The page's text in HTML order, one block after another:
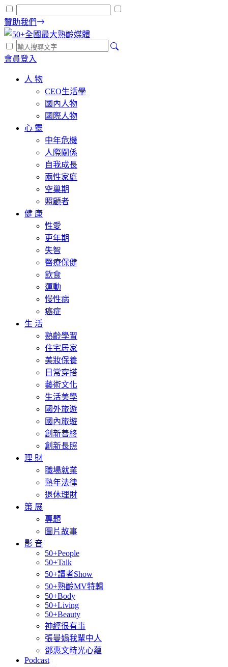
贊助我們
會員登入
人 物
CEO生活學
國內人物
國際人物
心 靈
中年危機
人際關係
自我成長
兩性家庭
空巢期
照顧者
健 康
性愛
更年期
失智
醫療保健
飲食
運動
慢性病
癌症
生 活
熟齡學習
住宅居家
美妝保養
日常穿搭
藝術文化
生活美學
國外旅遊
國內旅遊
創新善終
創新長照
理 財
職場就業
熟年法律
退休理財
策 展
專題
圖片故事
影 音
50+People
50+Talk
50+讀者Show
50+熟齡MV特輯
50+Body
50+Living
50+Beauty
神經很有事
張曼娟我輩中人
鄧惠文時光心蘊
Podcast